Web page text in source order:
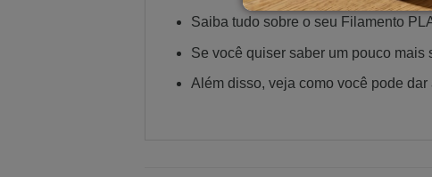
Saiba tudo sobre o seu Filamento
Se você quiser saber um pouco
Além disso, veja como você pode